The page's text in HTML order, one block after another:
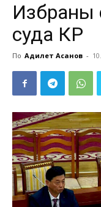
Избраны
суда КР
По Адилет Асанов -